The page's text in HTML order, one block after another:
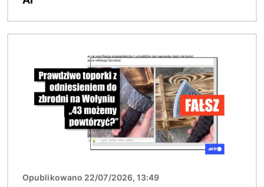
Opublikowano 22/07/2026, 13:49